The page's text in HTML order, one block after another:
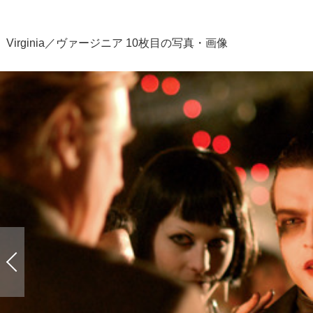
Virginia／ヴァージニア 10枚目の写真・画像